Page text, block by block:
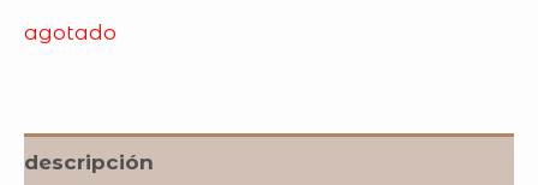
agotado
descripción